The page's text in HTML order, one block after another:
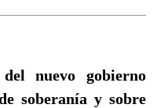
nuevo gobierno
soberanía y sobre